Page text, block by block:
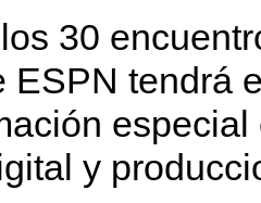
30
ESPN tendrá
y